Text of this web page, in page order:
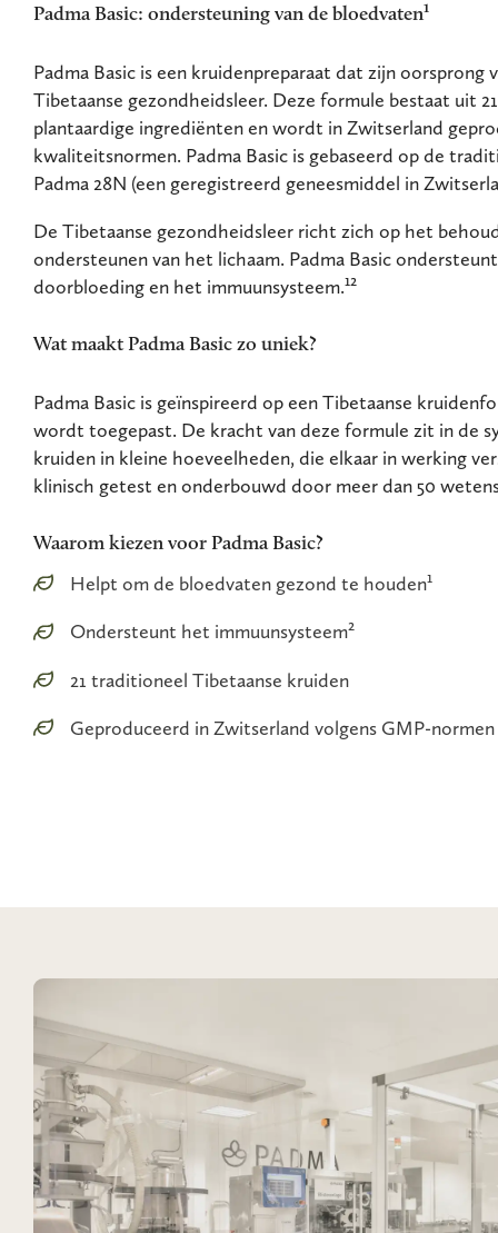
Padma Basic: ondersteuning van de bloedvaten¹
Padma Basic is een kruidenpreparaat dat zijn oorsprong
Tibetaanse gezondheidsleer. Deze formule bestaat uit
plantaardige ingrediënten en wordt in Zwitserland
kwaliteitsnormen. Padma Basic is gebaseerd op de
Padma 28N (een geregistreerd geneesmiddel in
De Tibetaanse gezondheidsleer richt zich op het
ondersteunen van het lichaam. Padma Basic
doorbloeding en het immuunsysteem.¹²
Wat maakt Padma Basic zo uniek?
Padma Basic is geïnspireerd op een Tibetaanse
wordt toegepast. De kracht van deze formule zit in de
kruiden in kleine hoeveelheden, die elkaar in werking
klinisch getest en onderbouwd door meer dan 50
Waarom kiezen voor Padma Basic?
Helpt om de bloedvaten gezond te houden¹
Ondersteunt het immuunsysteem²
21 traditioneel Tibetaanse kruiden
Geproduceerd in Zwitserland volgens GMP-normen